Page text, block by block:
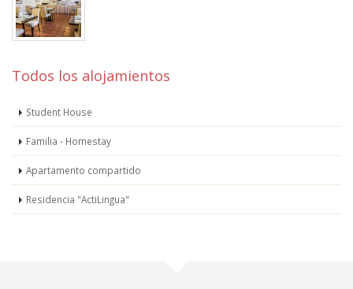
Todos los alojamientos
Student House
Familia - Homestay
Apartamento compartido
Residencia "ActiLingua"